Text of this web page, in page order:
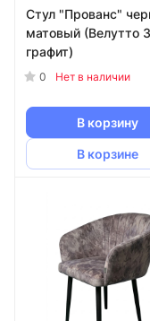
Стул "Прованс"
матовый (Велутто
графит)
0 Нет в наличии
В корзину
В корзине